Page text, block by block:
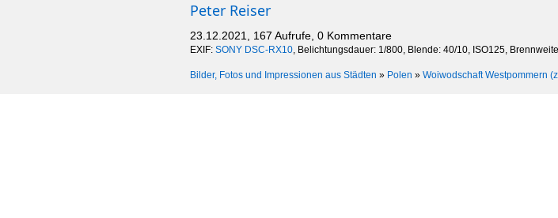
Peter Reiser
23.12.2021, 167 Aufrufe, 0 Kommentare
EXIF: SONY DSC-RX10, Belichtungsdauer: 1/800, Blende: 40/10, ISO125,
Bilder, Fotos und Impressionen aus Städten » Polen » Woiwodschaft Westpommern